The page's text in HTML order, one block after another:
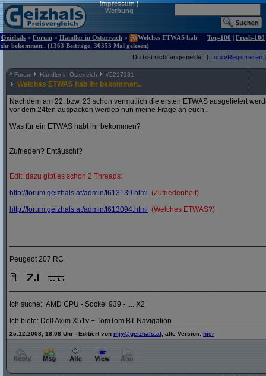
Impressum|
Werbung
Geizhals » Forum » Händler in Österreich »
Welches ETWAS hab
ihr bekommen.. (1363 Beiträge, 30353 Mal gelesen)
Top-100 | Fresh-100
Du bist nicht angemeldet. [ Login/Registrieren ]
^ Forum Händler in Österreich #5217131
Welches ETWAS hab ihr bekommen..
Nachdem am 22. bzw. 23 schon vermutlich die ersten ETWAS ausgeliefert
vor dem 24ten auspacken werdeb nun meine Frage an euch..
Was für ein ETWAS habt ihr bekommen?
Zufrieden? Entäuscht?
Edit: dazu gibt es schon 2 Threads:
http://forum.geizhals.at/admin/t613139.html
(Zufriedenheit)
http://forum.geizhals.at/admin/t613094.html (Welches ETWAS?)
Peugeot 207 RC
Ich suche: AMD CPU - Sockel 939 - .... X2
Ich biete: Dell Axim X51v + TomTom BT Navigation
25.12.2008, 18:08 Uhr - Editiert von mjy@geizhals.at , alte Version: hier